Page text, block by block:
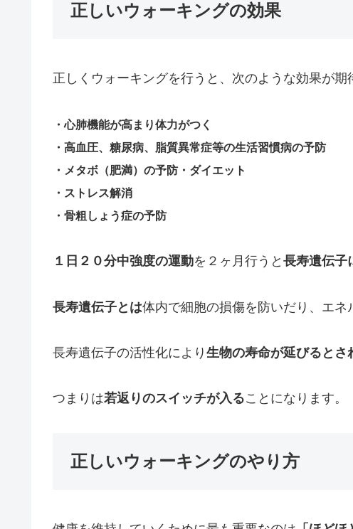
正しいウォーキングの効果
正しくウォーキングを行うと、次のような効果が期
・心肺機能が高まり体力がつく
・高血圧、糖尿病、脂質異常症等の生活習慣病の予防
・メタボ（肥満）の予防・ダイエット
・ストレス解消
・骨粗しょう症の予防
１日２０分中強度の運動を２ヶ月行うと 長寿遺伝子
長寿遺伝子とは体内で細胞の損傷を防いだり、エネ
長寿遺伝子の活性化により 生物の寿命が延びるとさ
つまりは若返りのスイッチが入ることになります。
正しいウォーキングのやり方